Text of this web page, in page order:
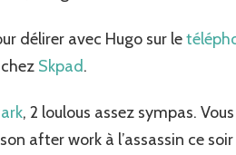
délirer avec Hugo sur le
Skpad.
, 2 loulous assez sympas.
after work à l’assassin ce